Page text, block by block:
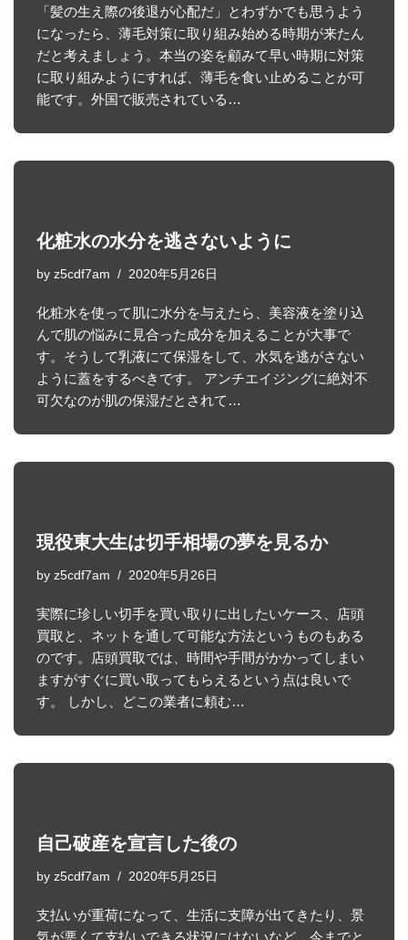
「髪の生え際の後退が心配だ」とわずかでも思うよう
になったら、薄毛対策に取り組み始める時期が来たん
だと考えましょう。本当の姿を顧みて早い時期に対策
に取り組みようにすれば、薄毛を食い止めることが可
能です。外国で販売されている…
化粧水の水分を逃さないように
by z5cdf7am 2020年5月26日
化粧水を使って肌に水分を与えたら、美容液を塗り込
んで肌の悩みに見合った成分を加えることが大事で
す。そうして乳液にて保湿をして、水気を逃がさない
ように蓋をするべきです。 アンチエイジングに絶対不
可欠なのが肌の保湿だとされて…
現役東大生は切手相場の夢を見るか
by z5cdf7am 2020年5月26日
実際に珍しい切手を買い取りに出したいケース、店頭
買取と、ネットを通して可能な方法というものもある
のです。店頭買取では、時間や手間がかかってしまい
ますがすぐに買い取ってもらえるという点は良いで
す。 しかし、どこの業者に頼む…
自己破産を宣言した後の
by z5cdf7am 2020年5月25日
支払いが重荷になって、生活に支障が出てきたり、景
気が悪くて支払いできる状況にはないなど、今までと